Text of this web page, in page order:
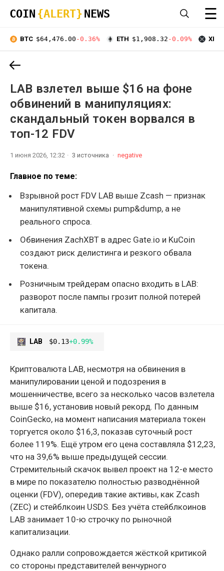
COIN {ALERT} NEWS ☰
BTC $64,476.00 -0.36% ETH $1,908.32 -0.09% XRP
LAB взлетел выше $16 на фоне
обвинений в манипуляциях:
скандальный токен ворвался в
топ-12 FDV
1 июня 2026, 12:32 3 источника negative
Главное по теме:
Взрывной рост FDV LAB выше Zcash — признак
манипулятивной схемы pump&dump, а не
реального спроса.
Обвинения ZachXBT в адрес Gate.io и KuCoin
создают риск делистинга и резкого обвала
токена.
Розничным трейдерам опасно входить в LAB:
разворот после пампы грозит полной потерей
капитала.
LAB $0.13+0.99%
Криптовалюта LAB, несмотря на обвинения в
манипулировании ценой и подозрения в
мошенничестве, всего за несколько часов взлетела
выше $16, установив новый рекорд. По данным
CoinGecko, на момент написания материала токен
торгуется около $16,3, показав суточный рост
более 119%. Ещё утром его цена составляла $12,23,
что на 39,6% выше предыдущей сессии.
Стремительный скачок вывел проект на 12-е место
в мире по показателю полностью разводнённой
оценки (FDV), опередив такие активы, как Zcash
(ZEC) и стейблкоин USDS. Без учёта стейблкоинов
LAB занимает 10-ю строчку по рыночной
капитализации.
Однако ралли сопровождается жёсткой критикой
со стороны представителей венчурного